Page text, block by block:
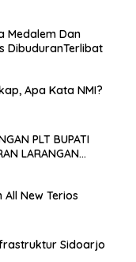
DibuduranTerlibat
Apa Kata NMI?
PLT BUPATI
LARANGAN
New Terios
Sidoarjo